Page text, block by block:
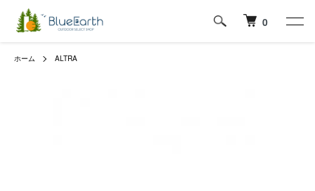
0
ホーム ALTRA